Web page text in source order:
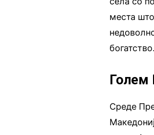
места
богатство.
Голем
Среде